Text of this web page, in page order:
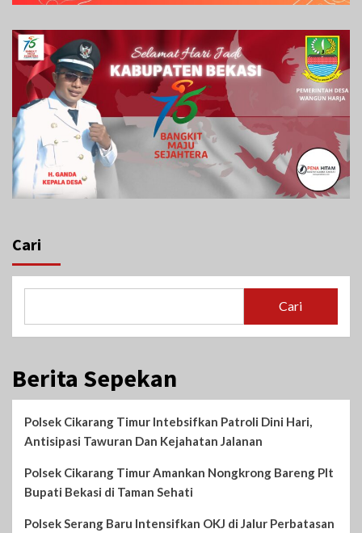
Cari
Cari
Berita Sepekan
Polsek Cikarang Timur Intebsifkan Patroli Dini Hari,
Antisipasi Tawuran Dan Kejahatan Jalanan
Polsek Cikarang Timur Amankan Nongkrong Bareng Plt
Bupati Bekasi di Taman Sehati‎
Polsek Serang Baru Intensifkan OKJ di Jalur Perbatasan